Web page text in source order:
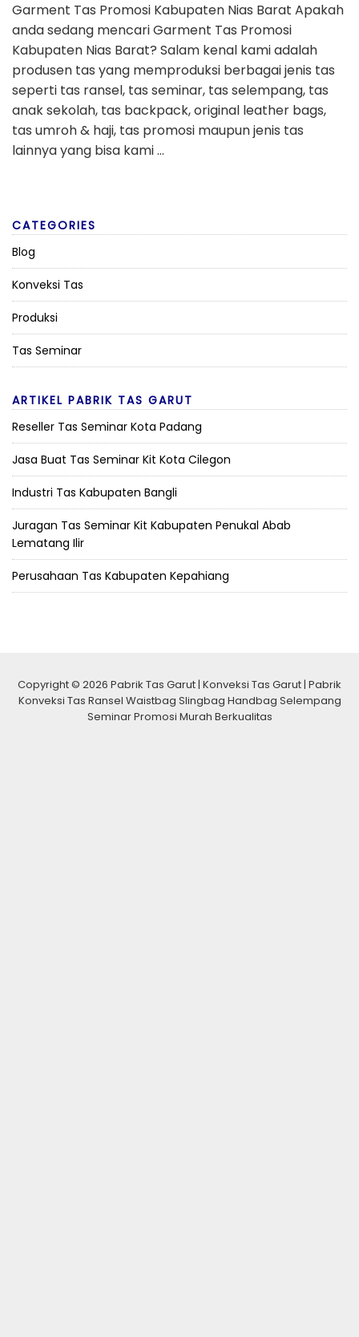
Garment Tas Promosi Kabupaten Nias Barat Apakah
anda sedang mencari Garment Tas Promosi
Kabupaten Nias Barat? Salam kenal kami adalah
produsen tas yang memproduksi berbagai jenis tas
seperti tas ransel, tas seminar, tas selempang, tas
anak sekolah, tas backpack, original leather bags,
tas umroh & haji, tas promosi maupun jenis tas
lainnya yang bisa kami …
CATEGORIES
Blog
Konveksi Tas
Produksi
Tas Seminar
ARTIKEL PABRIK TAS GARUT
Reseller Tas Seminar Kota Padang
Jasa Buat Tas Seminar Kit Kota Cilegon
Industri Tas Kabupaten Bangli
Juragan Tas Seminar Kit Kabupaten Penukal Abab
Lematang Ilir
Perusahaan Tas Kabupaten Kepahiang
Copyright © 2026 Pabrik Tas Garut | Konveksi Tas Garut | Pabrik
Konveksi Tas Ransel Waistbag Slingbag Handbag Selempang
Seminar Promosi Murah Berkualitas